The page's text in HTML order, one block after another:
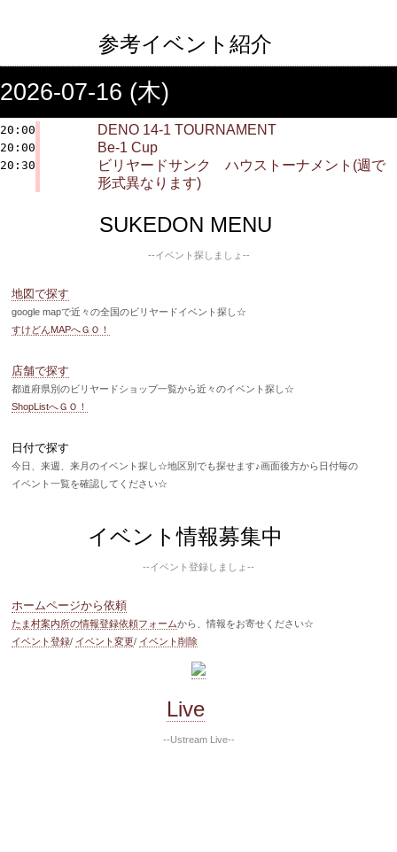
参考イベント紹介
2026-07-16 (木)
20:00 DENO 14-1 TOURNAMENT
20:00 Be-1 Cup
20:30
ビリヤードサンク ハウストーナメント(週で
形式異なります)
SUKEDON MENU
--イベント探しましょ--
地図で探す
google mapで近々の全国のビリヤードイベント探し☆
すけどんMAPへＧＯ！
店舗で探す
都道府県別のビリヤードショップ一覧から近々のイベント探し☆
ShopListへＧＯ！
日付で探す
今日、来週、来月のイベント探し☆地区別でも探せます♪画面後方から日付毎の
イベント一覧を確認してください☆
イベント情報募集中
--イベント登録しましょ--
ホームページから依頼
たま村案内所の情報登録依頼フォームから、情報をお寄せください☆
イベント登録/ イベント変更/ イベント削除
Live
--Ustream Live--